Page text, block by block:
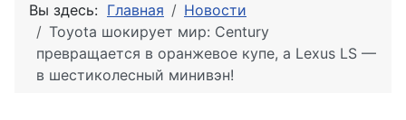
Вы здесь: Главная
Новости
Toyota шокирует мир: Century
превращается в оранжевое купе, а Lexus LS —
в шестиколесный минивэн!